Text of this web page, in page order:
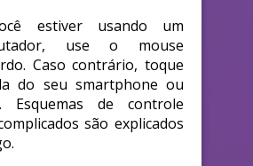
estiver usando um
use o mouse
Caso contrário, toque
do seu smartphone ou
Esquemas de controle
são explicados